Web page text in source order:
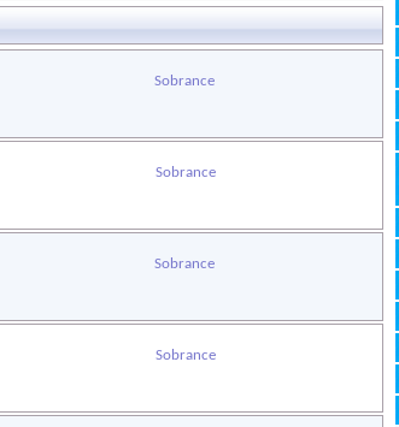
Sobrance
Sobrance
Sobrance
Sobrance